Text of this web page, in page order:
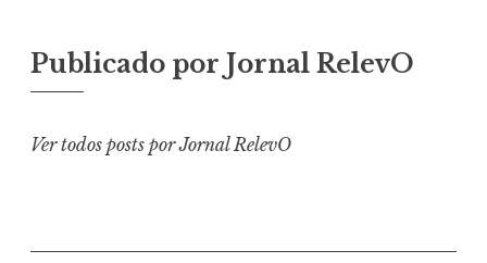
Publicado por Jornal RelevO
Ver todos posts por Jornal RelevO